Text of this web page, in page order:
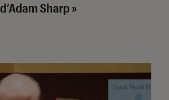
d’Adam Sharp »